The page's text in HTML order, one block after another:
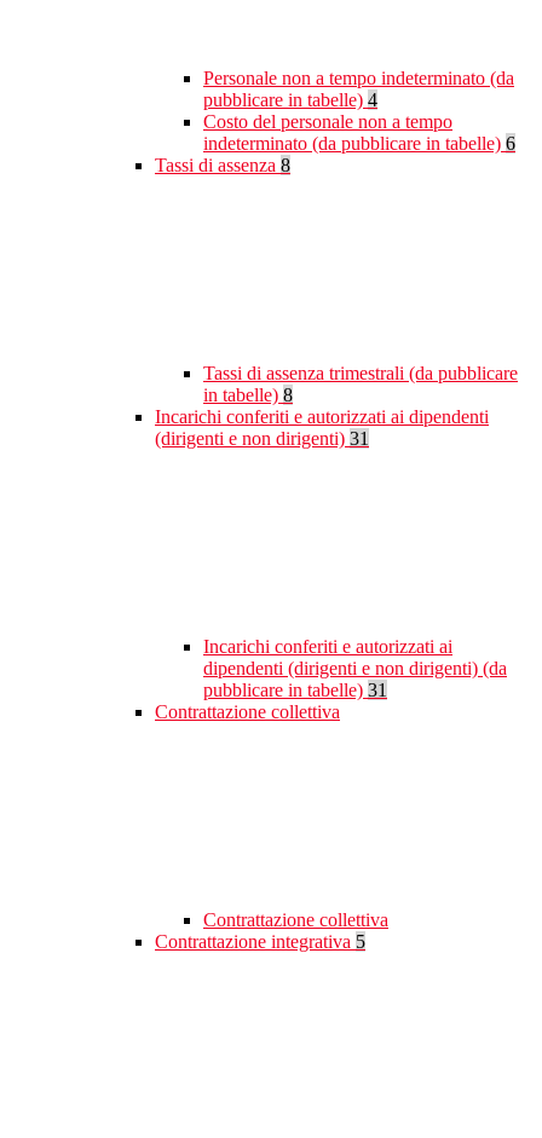
Personale non a tempo indeterminato (da
pubblicare in tabelle) 4
Costo del personale non a tempo
indeterminato (da pubblicare in tabelle) 6
Tassi di assenza 8
Tassi di assenza trimestrali (da pubblicare
in tabelle) 8
Incarichi conferiti e autorizzati ai dipendenti
(dirigenti e non dirigenti) 31
Incarichi conferiti e autorizzati ai
dipendenti (dirigenti e non dirigenti) (da
pubblicare in tabelle) 31
Contrattazione collettiva
Contrattazione collettiva
Contrattazione integrativa 5